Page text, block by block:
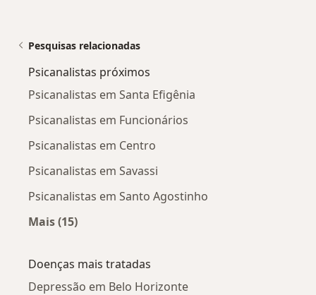
Pesquisas relacionadas
Psicanalistas próximos
Psicanalistas em Santa Efigênia
Psicanalistas em Funcionários
Psicanalistas em Centro
Psicanalistas em Savassi
Psicanalistas em Santo Agostinho
Mais (15)
Doenças mais tratadas
Depressão em Belo Horizonte